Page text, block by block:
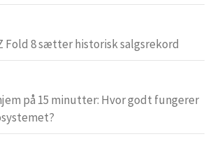
Fold 8 sætter historisk salgsrekord
på 15 minutter: Hvor godt fungerer